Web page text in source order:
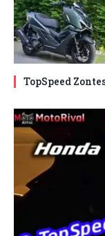
TopSpeed